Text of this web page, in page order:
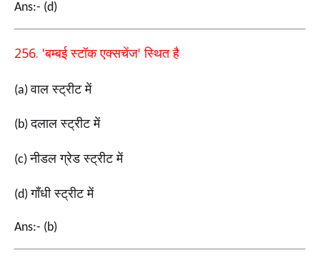
Ans:- (d)
256. 'बम्बई स्टॉक एक्सचेंज'स्थित है
(a)वाल स्ट्रीट में
(b)दलाल स्ट्रीट में
(c)नीडल ग्रेड स्ट्रीट में
(d)गाँधी स्ट्रीट में
Ans:- (b)